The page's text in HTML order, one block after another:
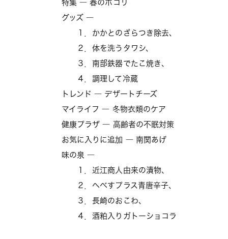
特集 ― 春のホコリ
グッズ ―
１．かかとのざらつき除去、
２．体を洗うタワシ、
３．南部鉄器でたこ焼き、
４．調理して冷蔵
トレンド ― デザートチーズ
マイライフ ― 冬物衣類のケア
健康プラザ ― 高齢者の不眠対策
お気に入りに追加 ― 南関あげ
味の泉 ―
１．近江商人由来の漬物、
２．へべすプラス青唐辛子、
３．長崎のおこわ、
４．酒粕入りガトーショコラ